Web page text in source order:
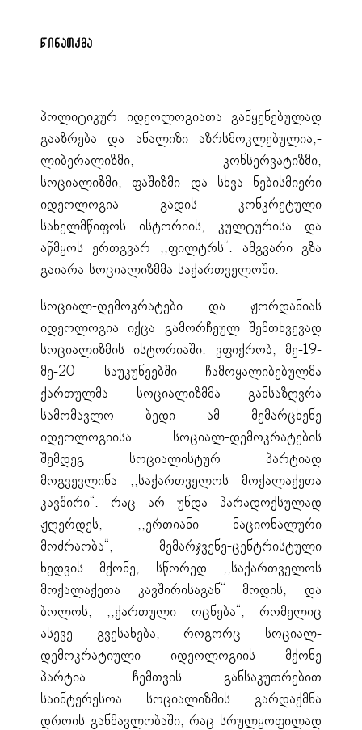
წინათქმა
პოლიტიკურ იდეოლოგიათა განყენებულად
გააზრება და ანალიზი აზრსმოკლებულია,-
ლიბერალიზმი, კონსერვატიზმი,
სოციალიზმი, ფაშიზმი და სხვა ნებისმიერი
იდეოლოგია გადის კონკრეტული
სახელმწიფოს ისტორიის, კულტურისა და
აწმყოს ერთგვარ ,,ფილტრს“. ამგვარი გზა
გაიარა სოციალიზმმა საქართველოში.
სოციალ-დემოკრატები და ჟორდანიას
იდეოლოგია იქცა გამორჩეულ შემთხვევად
სოციალიზმის ისტორიაში. ვფიქრობ, მე-19-
მე-20 საუკუნეებში ჩამოყალიბებულმა
ქართულმა სოციალიზმმა განსაზღვრა
სამომავლო ბედი ამ მემარცხენე
იდეოლოგიისა. სოციალ-დემოკრატების
შემდეგ სოციალისტურ პარტიად
მოგვევლინა ,,საქართველოს მოქალაქეთა
კავშირი“. რაც არ უნდა პარადოქსულად
ჟღერდეს, ,,ერთიანი ნაციონალური
მოძრაობა“, მემარჯვენე-ცენტრისტული
ხედვის მქონე, სწორედ ,,საქართველოს
მოქალაქეთა კავშირისაგან“ მოდის; და
ბოლოს, ,,ქართული ოცნება“, რომელიც
ასევე გვესახება, როგორც სოციალ-
დემოკრატიული იდეოლოგიის მქონე
პარტია. ჩემთვის განსაკუთრებით
საინტერესოა სოციალიზმის გარდაქმნა
დროის განმავლობაში, რაც სრულყოფილად